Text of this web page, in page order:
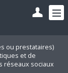
ou prestataires)
et de
réseaux sociaux